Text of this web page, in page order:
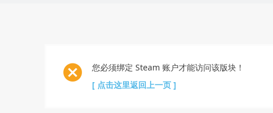
您必须绑定 Steam 账户才能访问该版块！
[ 点击这里返回上一页 ]